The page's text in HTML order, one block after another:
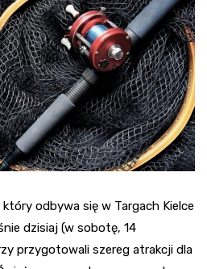
który odbywa się w Targach Kielce
dzisiaj (w sobotę, 14
przygotowali szereg atrakcji dla